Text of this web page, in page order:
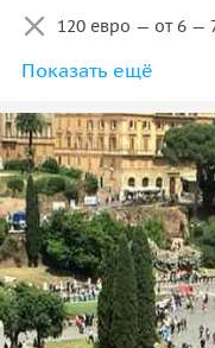
120 евро — от 6 —
Цена машины для
Увеличение
дополнительно.
Возможно
В праздничный,
может быть
Встреча в отеле и
Показать ещё